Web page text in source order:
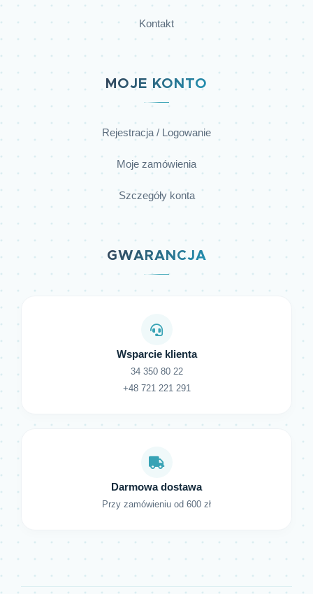
Kontakt
MOJE KONTO
Rejestracja / Logowanie
Moje zamówienia
Szczegóły konta
GWARANCJA
Wsparcie klienta
34 350 80 22
+48 721 221 291
Darmowa dostawa
Przy zamówieniu od 600 zł